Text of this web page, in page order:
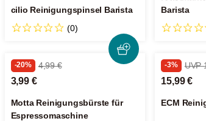
cilio Reinigungspinsel Barista
(0)
Barista
-20% 4,99 €
3,99 €
Motta Reinigungsbürste für
Espressomaschine
-3% UVP
15,99 €
ECM